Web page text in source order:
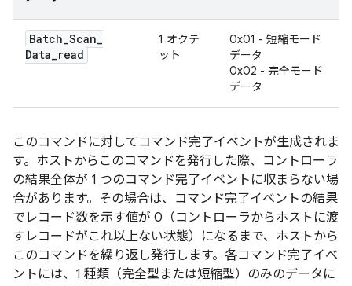
Batch_Scan_
Data_read
1 オクテ
ット
0x01 - 短縮モード
データ
0x02 - 完全モード
データ
このコマンドに対してコマンド完了イベントが生成されま
す。ホストからこのコマンドを発行した際、コントローラ
の結果全体が 1 つのコマンド完了イベントに収まらない場
合があります。その場合は、コマンド完了イベントの結果
でレコード数を示す値が 0（コントローラからホストに渡
すレコードがこれ以上ない状態）になるまで、ホストから
このコマンドを繰り返し発行します。各コマンド完了イベ
ントには、1 種類（完全型または短縮型）のみのデータに